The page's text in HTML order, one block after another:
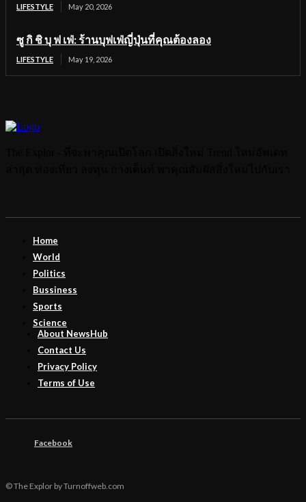
LIFESTYLE May 20, 2026
ซู กิ ชิ บุ ฟ เฟ่: ร้านบุฟเฟ่ญี่ปุ่นที่คุณต้องลอง
LIFESTYLE May 19, 2026
Home
World
Politics
Bussiness
Sports
Science
About NewsHub
Contact Us
Privacy Policy
Terms of Use
Facebook
© The Explor by Turnoffweb.com